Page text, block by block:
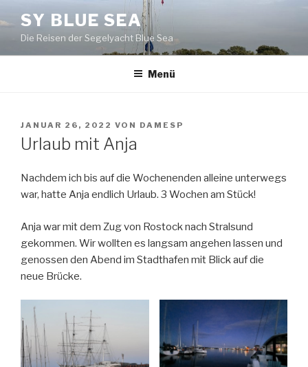
Inhalt
springen
SY BLUE SEA
Die Reisen der Segelyacht Blue Sea
Menü
VERÖFFENTLICHT
AM
JANUAR 26, 2022 VON DAMESP
Urlaub mit Anja
Nachdem ich bis auf die Wochenenden alleine unterwegs
war, hatte Anja endlich Urlaub. 3 Wochen am Stück!
Anja war mit dem Zug von Rostock nach Stralsund
gekommen. Wir wollten es langsam angehen lassen und
genossen den Abend im Stadthafen mit Blick auf die
neue Brücke.